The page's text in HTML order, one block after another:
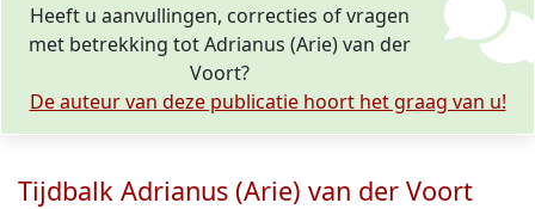
Heeft u aanvullingen, correcties of vragen
met betrekking tot Adrianus (Arie) van der
Voort?
De auteur van deze publicatie hoort het graag van u!
Tijdbalk Adrianus (Arie) van der Voort